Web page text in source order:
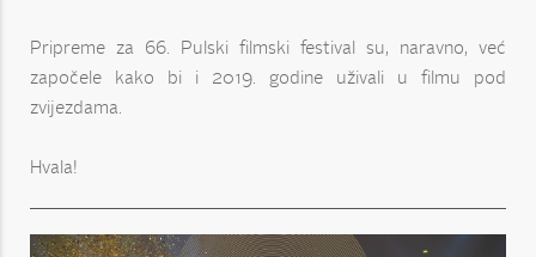
Pripreme za 66. Pulski filmski festival su, naravno, već
započele kako bi i 2019. godine uživali u filmu pod
zvijezdama.
Hvala!